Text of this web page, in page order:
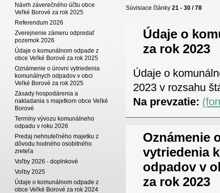
Návrh záverečného účtu obce
Veľké Borové za rok 2025
Referendum 2026
Zverejnenie zámeru odpredať
pozemok 2026
Údaje o komunálnom odpade z
obce Veľké Borové za rok 2025
Oznámenie o úrovni vytriedenia
komunálnych odpadov v obci
Veľké Borové za rok 2025
Zásady hospodárenia a
nakladania s majetkom obce Veľké
Borové
Termíny vývozu komunálneho
odpadu v roku 2026
Predaj nehnuteľného majetku z
dôvodu hodného osobitného
zreteľa
Voľby 2026 - doplnkové
Voľby 2025
Údaje o komunálnom odpade z
obce Veľké Borové za rok 2024
Súvisiace články 21 - 30 / 78
Údaje o
za rok 2023
Údaje o
2023 v rozsahu
Na prevzatie:
Oznámenie
vytriedenia
odpadov v
za rok 2023